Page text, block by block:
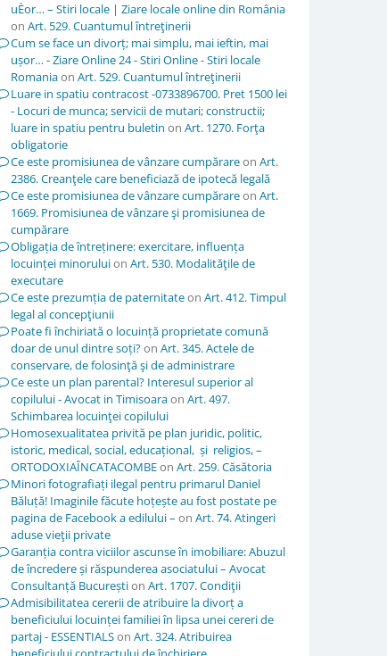
uÈor… – Stiri locale | Ziare locale online din România
on Art. 529. Cuantumul întreţinerii
Cum se face un divorț; mai simplu, mai ieftin, mai
ușor… - Ziare Online 24 - Stiri Online - Stiri locale
Romaniaon Art. 529. Cuantumul întreţinerii
Luare in spatiu contracost -0733896700. Pret 1500 lei
- Locuri de munca; servicii de mutari; constructii;
luare in spatiu pentru buletin on Art. 1270. Forţa
obligatorie
Ce este promisiunea de vânzare cumpărareon Art.
2386. Creanţele care beneficiază de ipotecă legală
Ce este promisiunea de vânzare cumpărareon Art.
1669. Promisiunea de vânzare şi promisiunea de
cumpărare
Obligația de întreținere: exercitare, influența
locuinței minoruluion Art. 530. Modalităţile de
executare
Ce este prezumția de paternitateon Art. 412. Timpul
legal al concepţiunii
Poate fi închiriată o locuință proprietate comună
doar de unul dintre soți?on Art. 345. Actele de
conservare, de folosinţă şi de administrare
Ce este un plan parental? Interesul superior al
copilului - Avocat in Timisoaraon Art. 497.
Schimbarea locuinţei copilului
Homosexualitatea privită pe plan juridic, politic,
istoric, medical, social, educațional, și religios, –
ORTODOXIAÎNCATACOMBEon Art. 259. Căsătoria
Minori fotografiați ilegal pentru primarul Daniel
Băluță! Imaginile făcute hoțește au fost postate pe
pagina de Facebook a edilului – on Art. 74. Atingeri
aduse vieţii private
Garanția contra viciilor ascunse în imobiliare: Abuzul
de încredere și răspunderea asociatului – Avocat
Consultanță Bucureștion Art. 1707. Condiţii
Admisibilitatea cererii de atribuire la divorț a
beneficiului locuinței familiei în lipsa unei cereri de
partaj - ESSENTIALSon Art. 324. Atribuirea